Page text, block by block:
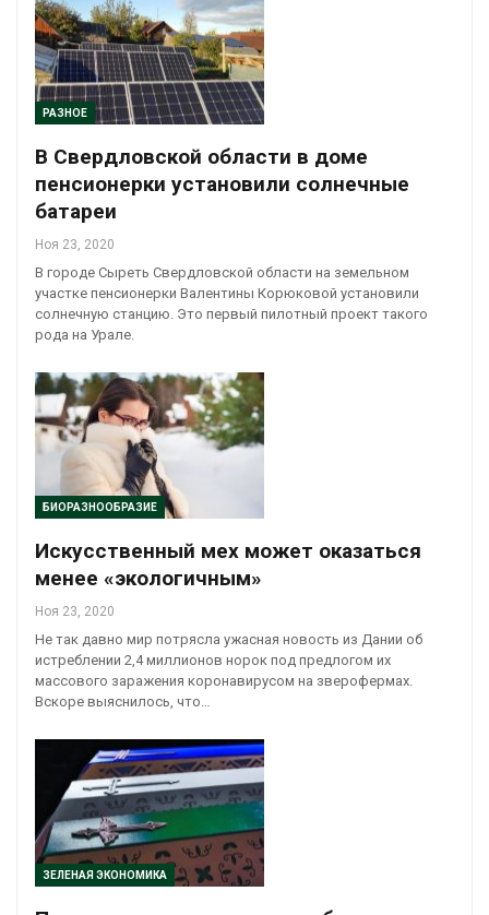
РАЗНОЕ
В Свердловской области в доме
пенсионерки установили солнечные
батареи
Ноя 23, 2020
В городе Сыреть Свердловской области на земельном
участке пенсионерки Валентины Корюковой установили
солнечную станцию. Это первый пилотный проект такого
рода на Урале.
БИОРАЗНООБРАЗИЕ
Искусственный мех может оказаться
менее «экологичным»
Ноя 23, 2020
Не так давно мир потрясла ужасная новость из Дании об
истреблении 2,4 миллионов норок под предлогом их
массового заражения коронавирусом на зверофермах.
Вскоре выяснилось, что…
ЗЕЛЕНАЯ ЭКОНОМИКА